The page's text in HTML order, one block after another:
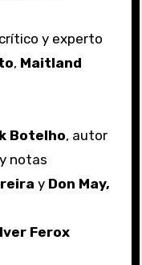
y experto
, Maitland
Botelho, autor
notas
y Don May,
Ferox